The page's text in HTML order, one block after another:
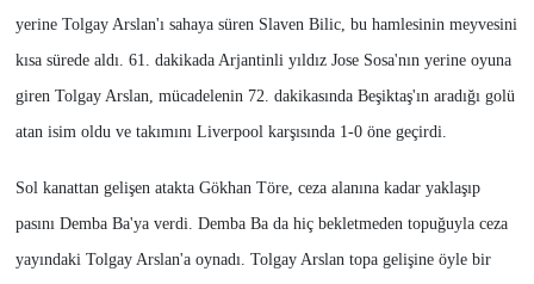
yerine Tolgay Arslan'ı sahaya süren Slaven Bilic, bu hamlesinin meyvesini
kısa sürede aldı. 61. dakikada Arjantinli yıldız Jose Sosa'nın yerine oyuna
giren Tolgay Arslan, mücadelenin 72. dakikasında Beşiktaş'ın aradığı golü
atan isim oldu ve takımını Liverpool karşısında 1-0 öne geçirdi.
Sol kanattan gelişen atakta Gökhan Töre, ceza alanına kadar yaklaşıp
pasını Demba Ba'ya verdi. Demba Ba da hiç bekletmeden topuğuyla ceza
yayındaki Tolgay Arslan'a oynadı. Tolgay Arslan topa gelişine öyle bir